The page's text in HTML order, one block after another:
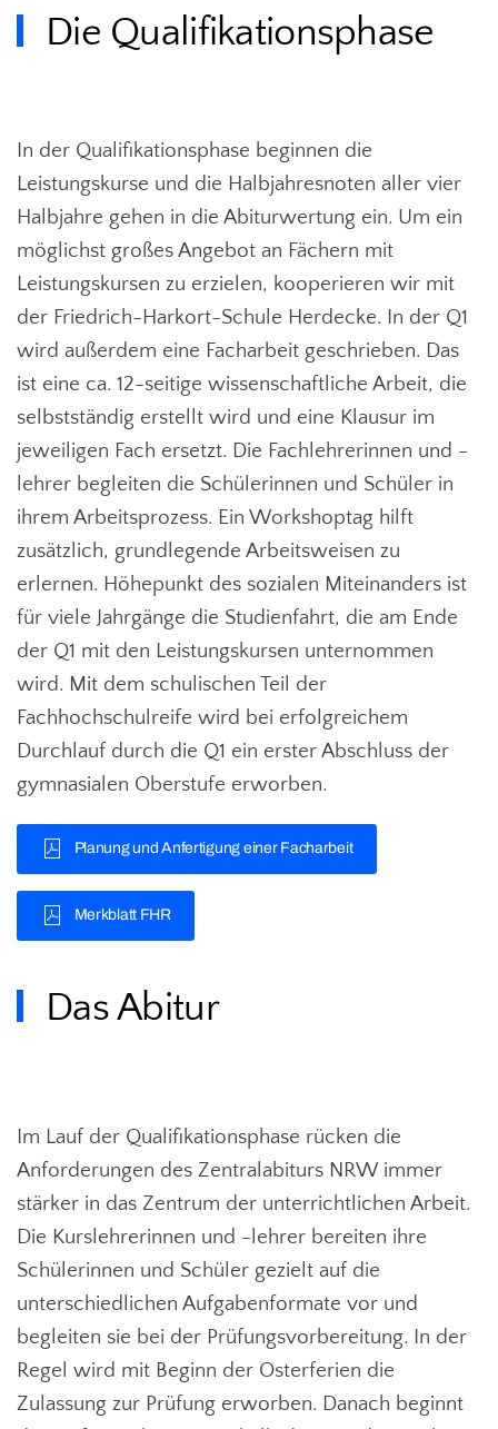
Die Qualifikationsphase
In der Qualifikationsphase beginnen die
Leistungskurse und die Halbjahresnoten aller vier
Halbjahre gehen in die Abiturwertung ein. Um ein
möglichst großes Angebot an Fächern mit
Leistungskursen zu erzielen, kooperieren wir mit
der Friedrich-Harkort-Schule Herdecke. In der Q1
wird außerdem eine Facharbeit geschrieben. Das
ist eine ca. 12-seitige wissenschaftliche Arbeit, die
selbstständig erstellt wird und eine Klausur im
jeweiligen Fach ersetzt. Die Fachlehrerinnen und -
lehrer begleiten die Schülerinnen und Schüler in
ihrem Arbeitsprozess. Ein Workshoptag hilft
zusätzlich, grundlegende Arbeitsweisen zu
erlernen. Höhepunkt des sozialen Miteinanders ist
für viele Jahrgänge die Studienfahrt, die am Ende
der Q1 mit den Leistungskursen unternommen
wird. Mit dem schulischen Teil der
Fachhochschulreife wird bei erfolgreichem
Durchlauf durch die Q1 ein erster Abschluss der
gymnasialen Oberstufe erworben.
Planung und Anfertigung einer Facharbeit
Merkblatt FHR
Das Abitur
Im Lauf der Qualifikationsphase rücken die
Anforderungen des Zentralabiturs NRW immer
stärker in das Zentrum der unterrichtlichen Arbeit.
Die Kurslehrerinnen und -lehrer bereiten ihre
Schülerinnen und Schüler gezielt auf die
unterschiedlichen Aufgabenformate vor und
begleiten sie bei der Prüfungsvorbereitung. In der
Regel wird mit Beginn der Osterferien die
Zulassung zur Prüfung erworben. Danach beginnt